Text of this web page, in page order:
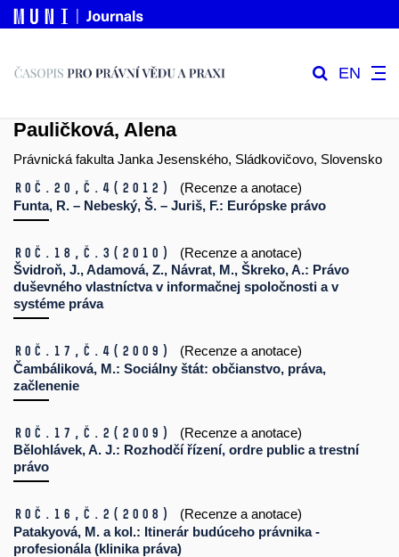
EN
Pauličková, Alena
Právnická fakulta Janka Jesenského, Sládkovičovo, Slovensko
Roč.20, č.4 (2012)
(Recenze a anotace)
Funta, R. – Nebeský, Š. – Juriš, F.: Európske právo
Roč.18, č.3 (2010)
(Recenze a anotace)
Švidroň, J., Adamová, Z., Návrat, M., Škreko, A.: Právo
duševného vlastníctva v informačnej spoločnosti a v
systéme práva
Roč.17, č.4 (2009)
(Recenze a anotace)
Čambáliková, M.: Sociálny štát: občianstvo, práva,
začlenenie
Roč.17, č.2 (2009)
(Recenze a anotace)
Bělohlávek, A. J.: Rozhodčí řízení, ordre public a trestní
právo
Roč.16, č.2 (2008)
(Recenze a anotace)
Patakyová, M. a kol.: Itinerár budúceho právnika -
profesionála (klinika práva)